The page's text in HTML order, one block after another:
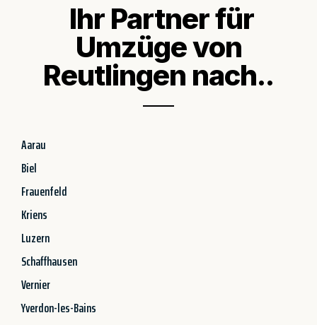
Ihr Partner für
Umzüge von
Reutlingen nach..
Aarau
Biel
Frauenfeld
Kriens
Luzern
Schaffhausen
Vernier
Yverdon-les-Bains